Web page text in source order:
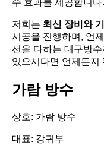
수 효과를 제공합니다.
저희는 최신 장비와
시공을 진행하며, 언
선을 다하는 대구방
있으시다면 언제든지
가람 방수
상호: 가람 방수
대표: 강귀부